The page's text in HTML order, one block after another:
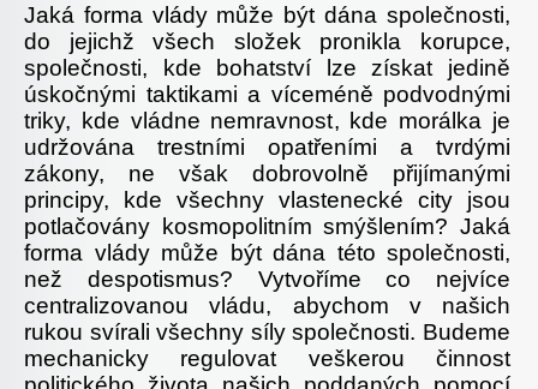
Jaká forma vlády může být dána společnosti,
do jejichž všech složek pronikla korupce,
společnosti, kde bohatství lze získat jedině
úskočnými taktikami a víceméně podvodnými
triky, kde vládne nemravnost, kde morálka je
udržována trestními opatřeními a tvrdými
zákony, ne však dobrovolně přijímanými
principy, kde všechny vlastenecké city jsou
potlačovány kosmopolitním smýšlením? Jaká
forma vlády může být dána této společnosti,
než despotismus? Vytvoříme co nejvíce
centralizovanou vládu, abychom v našich
rukou svírali všechny síly společnosti. Budeme
mechanicky regulovat veškerou činnost